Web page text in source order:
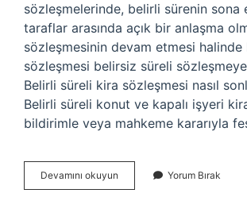
sözleşmelerinde, belirli sürenin sona
taraflar arasında açık bir anlaşma
sözleşmesinin devam etmesi halinde
sözleşmesi belirsiz süreli
Belirli süreli kira sözleşmesi nasıl
Belirli süreli konut ve kapalı işyeri
bildirimle veya mahkeme kararıyla
Devamını okuyun
Süreli
Yorum Bırak